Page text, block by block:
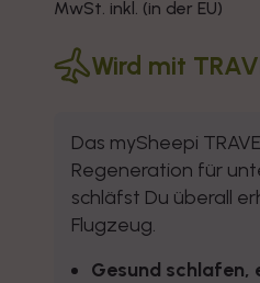
Preis
MwSt. inkl. (in der EU)
Wird mit
Das mySheepi
Regeneration für
schläfst Du überall
Flugzeug.
Gesund schlafen,